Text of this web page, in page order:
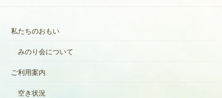
私たちのおもい
みのり会について
ご利用案内
空き状況